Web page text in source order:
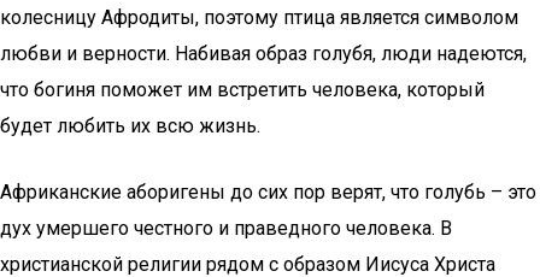
колесницу Афродиты, поэтому птица является символом
любви и верности. Набивая образ голубя, люди надеются,
что богиня поможет им встретить человека, который
будет любить их всю жизнь.
Африканские аборигены до сих пор верят, что голубь – это
дух умершего честного и праведного человека. В
христианской религии рядом с образом Иисуса Христа